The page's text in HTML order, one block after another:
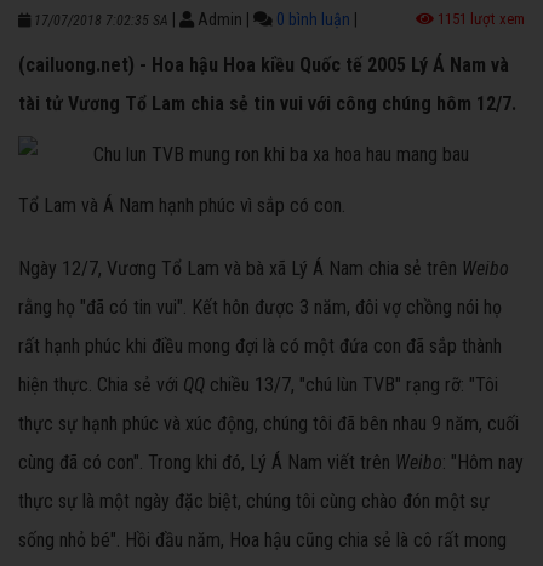
17/07/2018 7:02:35 SA Admin 0 bình luận 1151 lượt xem
(cailuong.net) - Hoa hậu Hoa kiều Quốc tế 2005 Lý Á Nam và
tài tử Vương Tổ Lam chia sẻ tin vui với công chúng hôm 12/7.
Tổ Lam và Á Nam hạnh phúc vì sắp có con.
Ngày 12/7, Vương Tổ Lam và bà xã Lý Á Nam chia sẻ trên Weibo
rằng họ "đã có tin vui". Kết hôn được 3 năm, đôi vợ chồng nói họ
rất hạnh phúc khi điều mong đợi là có một đứa con đã sắp thành
hiện thực. Chia sẻ với QQ chiều 13/7, "chú lùn TVB" rạng rỡ: "Tôi
thực sự hạnh phúc và xúc động, chúng tôi đã bên nhau 9 năm, cuối
cùng đã có con". Trong khi đó, Lý Á Nam viết trên Weibo: "Hôm nay
thực sự là một ngày đặc biệt, chúng tôi cùng chào đón một sự
sống nhỏ bé". Hồi đầu năm, Hoa hậu cũng chia sẻ là cô rất mong